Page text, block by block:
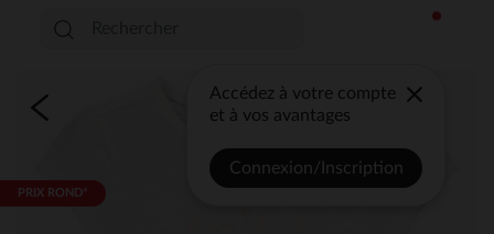
Accédez à votre compte
et à vos avantages
Connexion/Inscription
PRIX ROND*